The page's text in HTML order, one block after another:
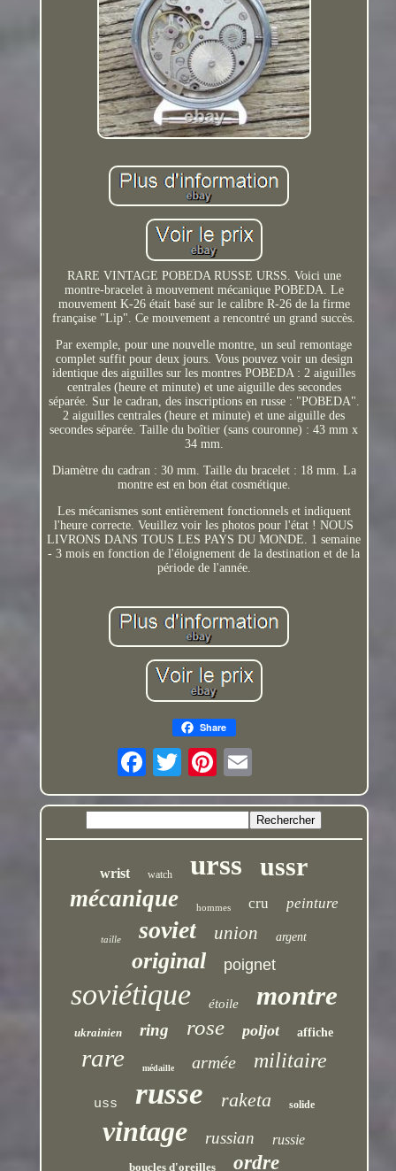
RARE VINTAGE POBEDA RUSSE URSS. Voici une
montre-bracelet à mouvement mécanique POBEDA. Le
mouvement K-26 était basé sur le calibre R-26 de la firme
française "Lip". Ce mouvement a rencontré un grand succès.
Par exemple, pour une nouvelle montre, un seul remontage
complet suffit pour deux jours. Vous pouvez voir un design
identique des aiguilles sur les montres POBEDA : 2 aiguilles
centrales (heure et minute) et une aiguille des secondes
séparée. Sur le cadran, des inscriptions en russe : "POBEDA".
2 aiguilles centrales (heure et minute) et une aiguille des
secondes séparée. Taille du boîtier (sans couronne) : 43 mm x
34 mm.
Diamètre du cadran : 30 mm. Taille du bracelet : 18 mm. La
montre est en bon état cosmétique.
Les mécanismes sont entièrement fonctionnels et indiquent
l'heure correcte. Veuillez voir les photos pour l'état ! NOUS
LIVRONS DANS TOUS LES PAYS DU MONDE. 1 semaine
- 3 mois en fonction de l'éloignement de la destination et de la
période de l'année.
Share
wrist watch urss ussr
mécanique hommes cru peinture
taille soviet union argent
original poignet
soviétique étoile montre
ukrainien ring rose poljot affiche
rare médaille armée militaire
uss russe raketa solide
vintage russian russie
boucles d'oreilles ordre